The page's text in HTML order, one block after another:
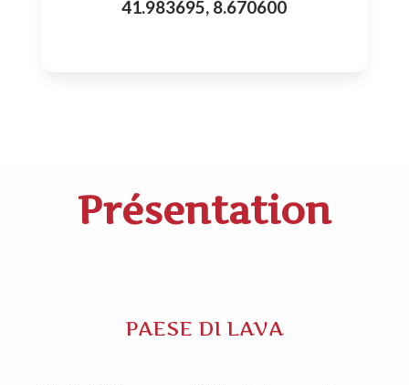
41.983695, 8.670600
Présentation
PAESE DI LAVA